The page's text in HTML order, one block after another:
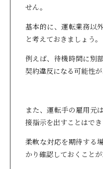
せん。
基本的に、運転業務以
と考えておきましょう。
例えば、待機時間に別
契約違反になる可能性が
また、運転手の雇用元
接指示を出すことはでき
柔軟な対応を期待する
かり確認しておくことが